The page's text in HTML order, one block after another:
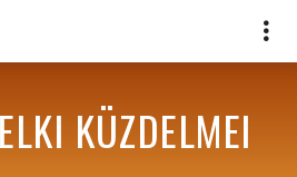
KÜZDELMEI